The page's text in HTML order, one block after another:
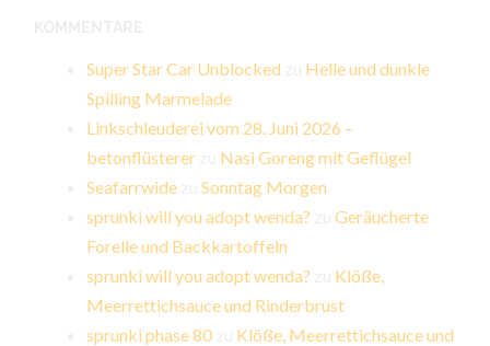
Super Star Car Unblocked
Helle und dunkle
Spilling Marmelade
Linkschleuderei vom 28. Juni 2026 –
betonflüsterer
Nasi Goreng mit Geflügel
Seafarrwide zuSonntag Morgen
sprunki will you adopt wenda? zuGeräucherte
Forelle und Backkartoffeln
sprunki will you adopt wenda?
Klöße,
Meerrettichsauce und Rinderbrust
sprunki phase 80
Klöße, Meerrettichsauce und